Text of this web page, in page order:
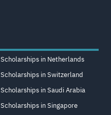
Scholarships in Netherlands
Scholarships in Switzerland
Scholarships in Saudi Arabia
Scholarships in Singapore